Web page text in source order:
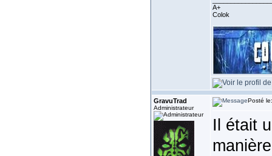
A+
Colok
GravuTrad
Administrateur
Posté
Il était